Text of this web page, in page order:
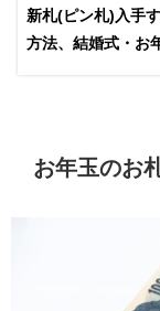
新札(ピン札)入手
方法、結婚式・お
お年玉のお